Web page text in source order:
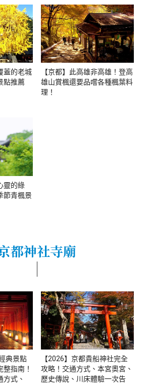
蓋的老城
點推薦
【京都】此高雄非高雄！登高
雄山賞楓還要品嚐各種楓葉料
理！
靈的綠
節青楓景
都神社寺廟
典景點
整指南！
式、周
【2026】京都貴船神社完全
攻略！交通方式、本宮奧宮、
歷史傳說、川床體驗一次告訴